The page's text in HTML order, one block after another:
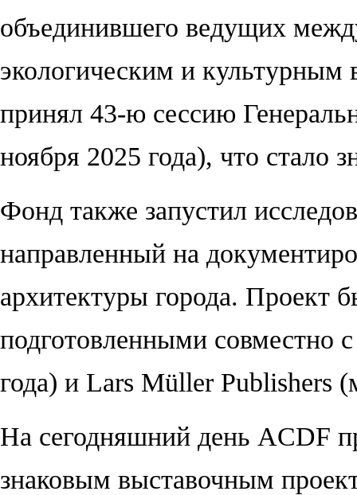
объединившего ведущих
экологическим и
принял 43-ю сессию
ноября 2025 года), что стало
Фонд также запустил
направленный на
архитектуры города. Проект
подготовленными совместно
года) и Lars Müller Publishers
На сегодняшний день ACDF
знаковым выставочным